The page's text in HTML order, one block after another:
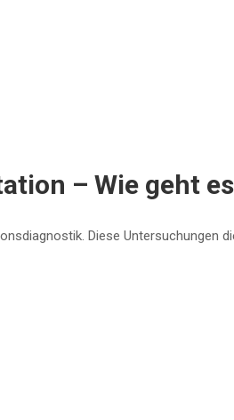
– Wie geht
Diese Untersuchungen